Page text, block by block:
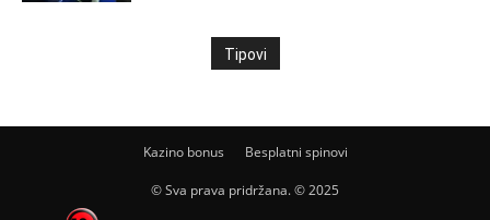
Tipovi
Kazino bonus Besplatni spinovi
© Sva prava pridržana. © 2025